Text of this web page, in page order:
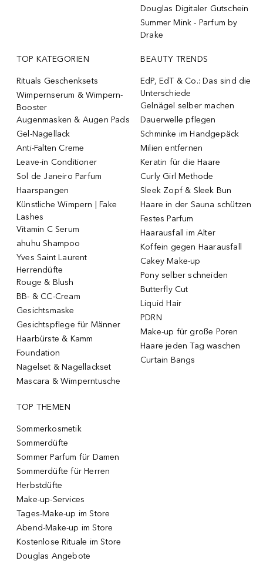
Douglas Digitaler Gutschein
Summer Mink - Parfum by
Drake
TOP KATEGORIEN
Rituals Geschenksets
Wimpernserum & Wimpern-
Booster
Augenmasken & Augen Pads
Gel-Nagellack
Anti-Falten Creme
Leave-in Conditioner
Sol de Janeiro Parfum
Haarspangen
Künstliche Wimpern | Fake
Lashes
Vitamin C Serum
ahuhu Shampoo
Yves Saint Laurent
Herrendüfte
Rouge & Blush
BB- & CC-Cream
Gesichtsmaske
Gesichtspflege für Männer
Haarbürste & Kamm
Foundation
Nagelset & Nagellackset
Mascara & Wimperntusche
BEAUTY TRENDS
EdP, EdT & Co.: Das sind die
Unterschiede
Gelnägel selber machen
Dauerwelle pflegen
Schminke im Handgepäck
Milien entfernen
Keratin für die Haare
Curly Girl Methode
Sleek Zopf & Sleek Bun
Haare in der Sauna schützen
Festes Parfum
Haarausfall im Alter
Koffein gegen Haarausfall
Cakey Make-up
Pony selber schneiden
Butterfly Cut
Liquid Hair
PDRN
Make-up für große Poren
Haare jeden Tag waschen
Curtain Bangs
TOP THEMEN
Sommerkosmetik
Sommerdüfte
Sommer Parfum für Damen
Sommerdüfte für Herren
Herbstdüfte
Make-up-Services
Tages-Make-up im Store
Abend-Make-up im Store
Kostenlose Rituale im Store
Douglas Angebote